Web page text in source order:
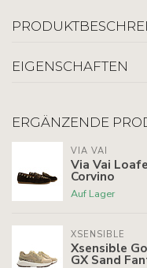
EIGENSCHAFTEN
ERGÄNZENDE
VIA VAI
Via Vai
Corvino
Auf Lager
XSENSIBLE
Xsensible
GX Sand